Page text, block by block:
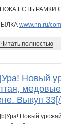
www.nn.ru/
Читать полностью
Новый
Выкуп